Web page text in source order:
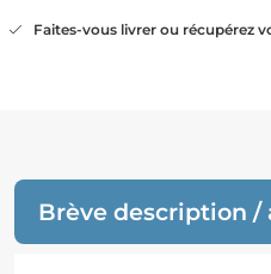
Faites-vous livrer ou récupérez
Brève description /